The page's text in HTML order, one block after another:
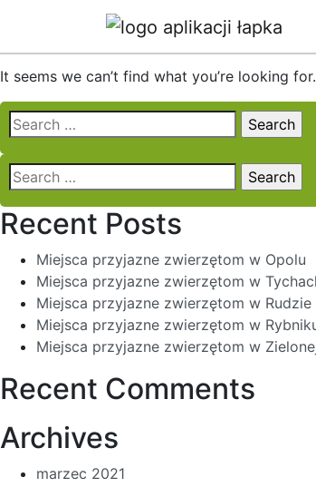
Nothing Found
It seems we can’t find what you’re looking
Search
for:
Search
for:
Recent Posts
Miejsca przyjazne zwierzętom w Opolu
Miejsca przyjazne zwierzętom w
Miejsca przyjazne zwierzętom w Rudzie
Miejsca przyjazne zwierzętom w
Miejsca przyjazne zwierzętom w
Recent Comments
Archives
marzec 2021